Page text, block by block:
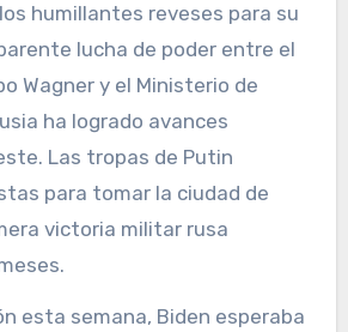
humillantes reveses para su
lucha de poder entre el
Wagner y el Ministerio de
ha logrado avances
Las tropas de Putin
para tomar la ciudad de
victoria militar rusa
esta semana, Biden esperaba